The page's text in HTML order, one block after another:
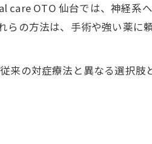
care OTO 仙台では、神経系
らの方法は、手術や強い薬に
来の対症療法と異なる選択肢